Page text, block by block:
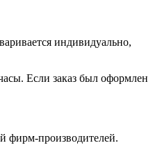
индивидуально,
Если заказ был оформлен
фирм-производителей.